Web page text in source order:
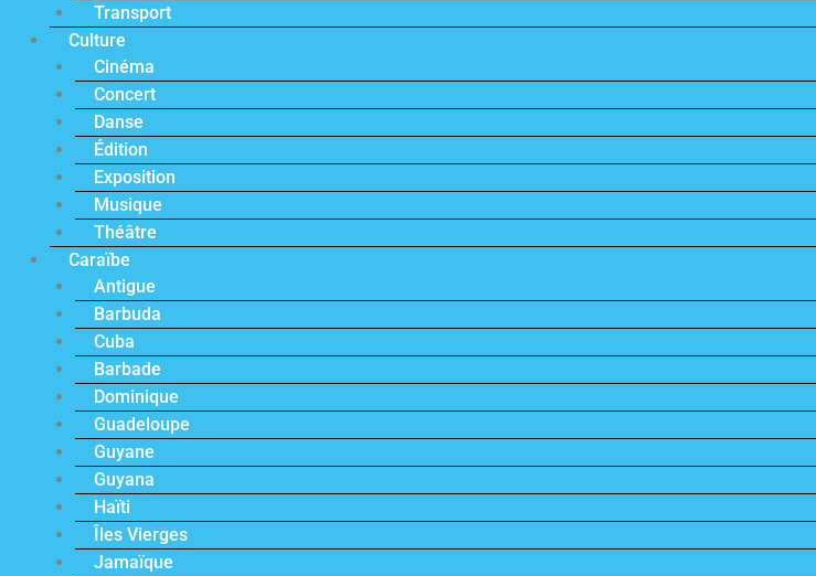
Transport
Culture
Cinéma
Concert
Danse
Édition
Exposition
Musique
Théâtre
Caraïbe
Antigue
Barbuda
Cuba
Barbade
Dominique
Guadeloupe
Guyane
Guyana
Haïti
Îles Vierges
Jamaïque